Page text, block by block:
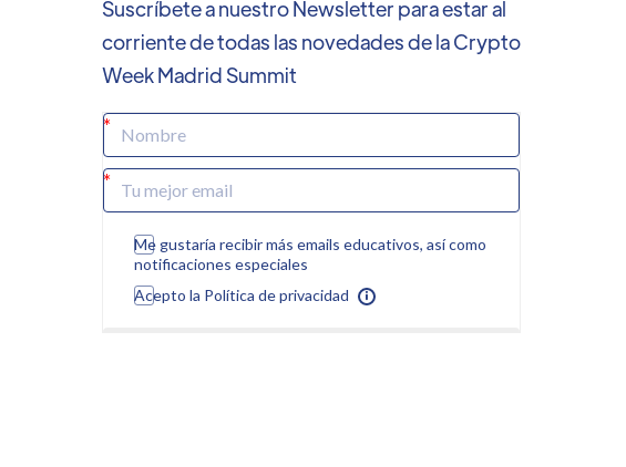
Suscríbete a nuestro Newsletter para estar al
corriente de todas las novedades de la Crypto
Week Madrid Summit
Me gustaría recibir más emails educativos, así como
notificaciones especiales
Acepto la Política de privacidad